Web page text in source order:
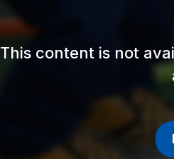
This content is not